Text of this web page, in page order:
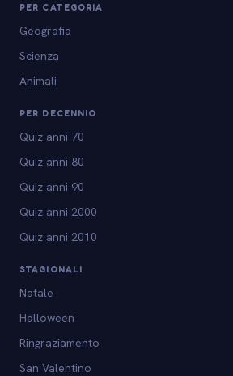
PER CATEGORIA
Geografia
Scienza
Animali
PER DECENNIO
Quiz anni 70
Quiz anni 80
Quiz anni 90
Quiz anni 2000
Quiz anni 2010
STAGIONALI
Natale
Halloween
Ringraziamento
San Valentino